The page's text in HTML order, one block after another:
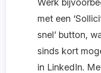
Werk
met een
snel’ button,
sinds kort
in LinkedIn.